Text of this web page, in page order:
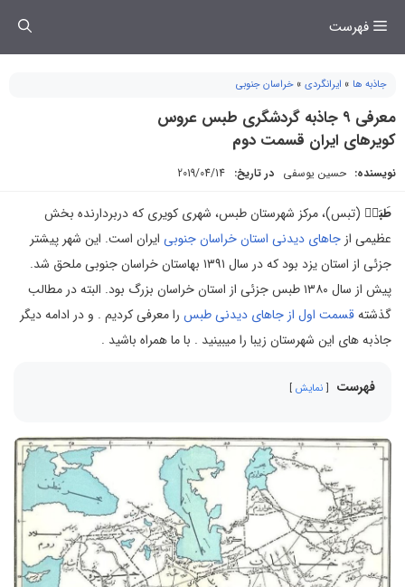
فهرست
جاذبه ها » ایرانگردی » خراسان جنوبی
معرفی ۹ جاذبه گردشگری طبس عروس
کویر‌های ایران قسمت دوم
نویسنده: حسین یوسفی در تاریخ: 2019/04/14
طَبَس۫ (تبس)، مرکز شهرستان طبس، شهری کویری که دربردارنده بخش
عظیمی از جاهای دیدنی استان خراسان جنوبی ایران است. این شهر پیشتر
جزئی از استان یزد بود که در سال ۱۳۹۱ بهاستان خراسان جنوبی ملحق شد.
پیش از سال ۱۳۸۰ طبس جزئی از استان خراسان بزرگ بود. البته در مطالب
گذشتهقسمت اول از جاهای دیدنی طبس را معرفی کردیم . و در ادامه دیگر
جاذبه های این شهرستان زیبا را میبینید . با ما همراه باشید .
فهرست نمایش